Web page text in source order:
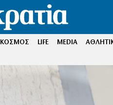
ΚΟΣΜΟΣ LIFE MEDIA